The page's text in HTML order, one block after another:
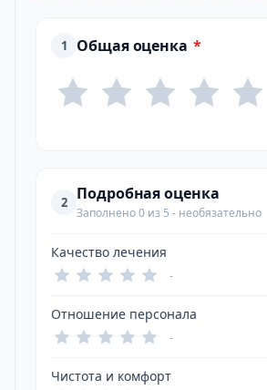
1 Общая оценка *
2 Подробная оценка
Заполнено 0 из 5 - необязательно
Качество лечения
-
Отношение персонала
-
Чистота и комфорт